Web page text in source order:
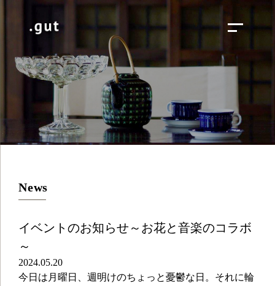
News
イベントのお知らせ～お花と音楽のコラボ
～
2024.05.20
今日は月曜日、週明けのちょっと憂鬱な日。それに輪